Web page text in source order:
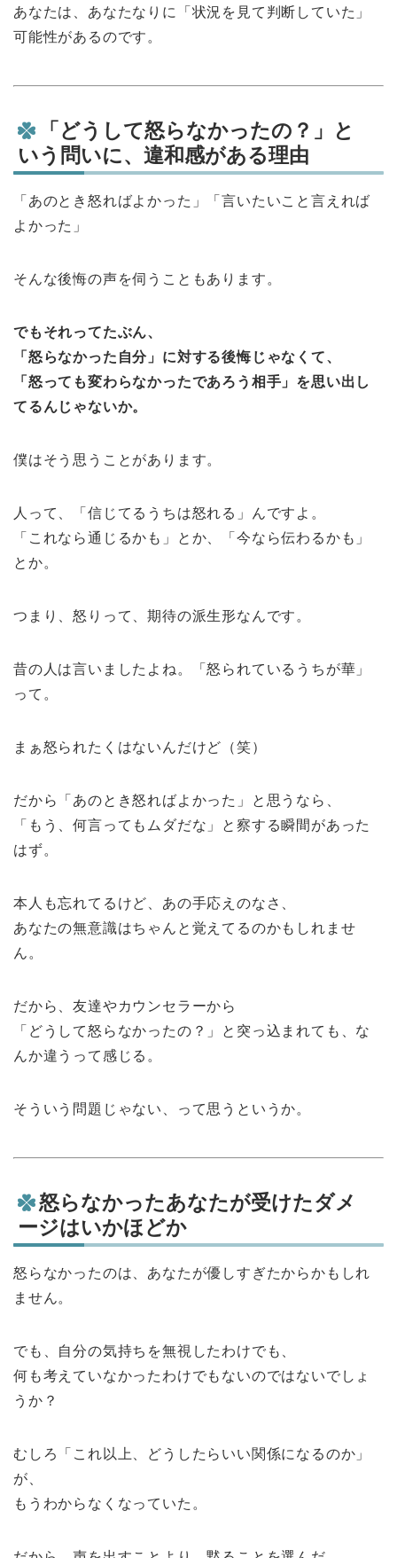
あなたは、あなたなりに「状況を見て判断していた」
可能性があるのです。
「どうして怒らなかったの？」と
いう問いに、違和感がある理由
「あのとき怒ればよかった」「言いたいこと言えれば
よかった」
そんな後悔の声を伺うこともあります。
でもそれってたぶん、
「怒らなかった自分」に対する後悔じゃなくて、
「怒っても変わらなかったであろう相手」を思い出し
てるんじゃないか。
僕はそう思うことがあります。
人って、「信じてるうちは怒れる」んですよ。
「これなら通じるかも」とか、「今なら伝わるかも」
とか。
つまり、怒りって、期待の派生形なんです。
昔の人は言いましたよね。「怒られているうちが華」
って。
まぁ怒られたくはないんだけど（笑）
だから「あのとき怒ればよかった」と思うなら、
「もう、何言ってもムダだな」と察する瞬間があった
はず。
本人も忘れてるけど、あの手応えのなさ、
あなたの無意識はちゃんと覚えてるのかもしれませ
ん。
だから、友達やカウンセラーから
「どうして怒らなかったの？」と突っ込まれても、な
んか違うって感じる。
そういう問題じゃない、って思うというか。
怒らなかったあなたが受けたダメ
ージはいかほどか
怒らなかったのは、あなたが優しすぎたからかもしれ
ません。
でも、自分の気持ちを無視したわけでも、
何も考えていなかったわけでもないのではないでしょ
うか？
むしろ「これ以上、どうしたらいい関係になるのか」
が、
もうわからなくなっていた。